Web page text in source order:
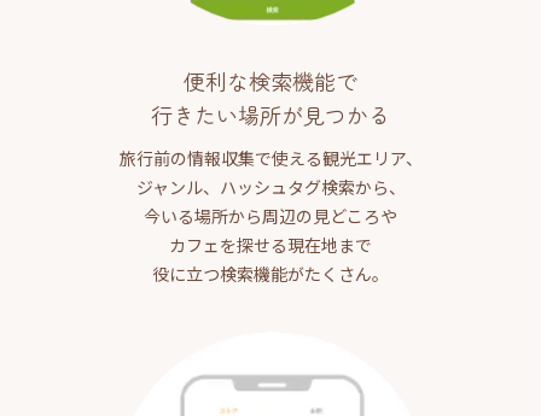
便利な検索機能で
行きたい場所が見つかる
旅行前の情報収集で使える観光エリア、
ジャンル、ハッシュタグ検索から、
今いる場所から周辺の見どころや
カフェを探せる現在地まで
役に立つ検索機能がたくさん。